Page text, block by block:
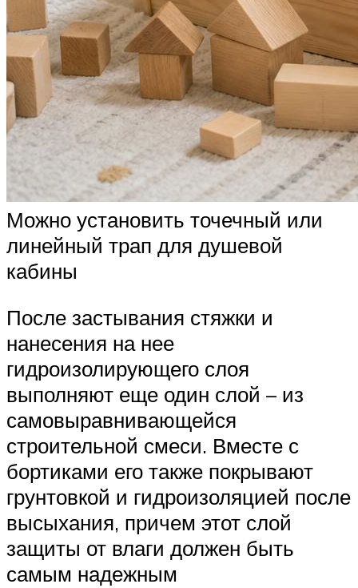
Можно установить точечный или
линейный трап для душевой
кабины
После застывания стяжки и
нанесения на нее
гидроизолирующего слоя
выполняют еще один слой – из
самовыравнивающейся
строительной смеси. Вместе с
бортиками его также покрывают
грунтовкой и гидроизоляцией после
высыхания, причем этот слой
защиты от влаги должен быть
самым надежным